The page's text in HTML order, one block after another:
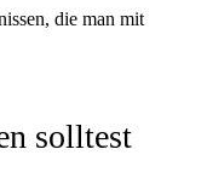
die man mit
solltest